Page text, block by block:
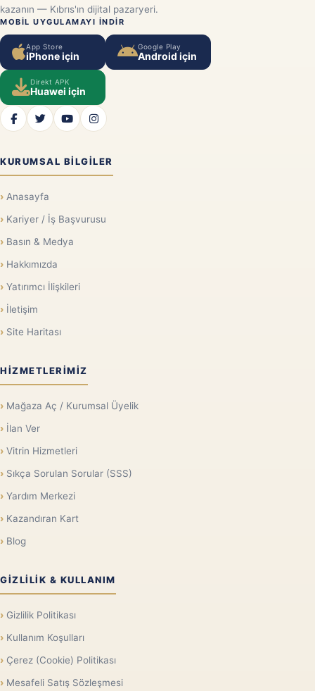
kazanın — Kıbrıs'ın dijital pazaryeri.
MOBIL UYGULAMAYI INDIR
App Store
iPhone için
Google Play
Android için
Direkt APK
Huawei için
KURUMSAL BILGILER
Anasayfa
Kariyer / İş Başvurusu
Basın & Medya
Hakkımızda
Yatırımcı İlişkileri
İletişim
Site Haritası
HIZMETLERIMIZ
Mağaza Aç / Kurumsal Üyelik
İlan Ver
Vitrin Hizmetleri
Sıkça Sorulan Sorular (SSS)
Yardım Merkezi
Kazandıran Kart
Blog
GIZLILIK & KULLANIM
Gizlilik Politikası
Kullanım Koşulları
Çerez (Cookie) Politikası
Mesafeli Satış Sözleşmesi